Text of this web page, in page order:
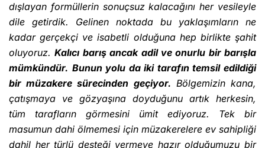
dışlayan formüllerin sonuçsuz kalacağını her vesileyle
dile getirdik. Gelinen noktada bu yaklaşımların ne
kadar gerçekçi ve isabetli olduğuna hep birlikte şahit
oluyoruz.Kalıcı barış ancak adil ve onurlu bir barışla
mümkündür. Bunun yolu da iki tarafın temsil edildiği
bir müzakere sürecinden geçiyor. Bölgemizin kana,
çatışmaya ve gözyaşına doyduğunu artık herkesin,
tüm tarafların görmesini ümit ediyoruz. Tek bir
masumun dahi ölmemesi için müzakerelere ev sahipliği
dahil her türlü desteği vermeye hazır olduğumuzu bir